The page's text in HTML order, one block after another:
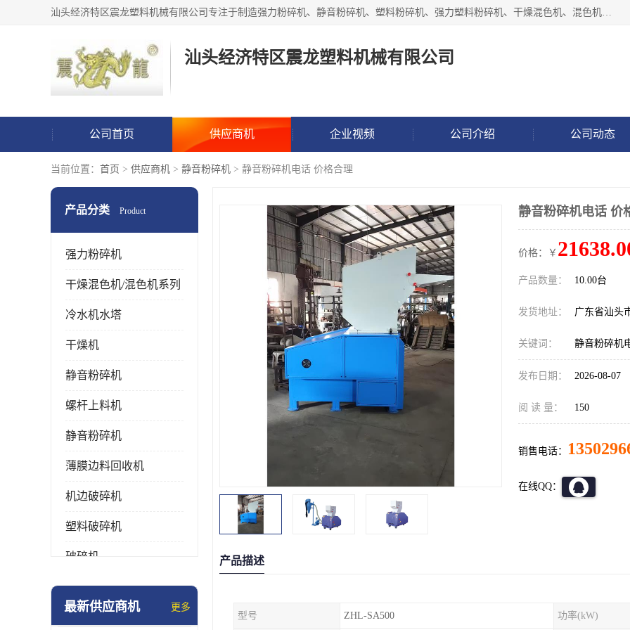
汕头经济特区震龙塑料机械有限公司专注于制造强力粉碎机、静音粉碎机、塑料粉碎机、强力塑料粉碎机、干燥混色机、混色机、冷水机、上料机等塑料辅助机械。
汕头经济特区震龙塑料机械有限公司
公司首页 供应商机 企业视频 公司介绍 公司动态
当前位置： 首页 > 供应商机 > 静音粉碎机 > 静音粉碎机电话 价格合理
产品分类 Product
强力粉碎机
干燥混色机/混色机系列
冷水机水塔
干燥机
静音粉碎机
螺杆上料机
静音粉碎机
薄膜边料回收机
机边破碎机
塑料破碎机
破碎机
强力粉碎机
最新供应商机 更多
静音粉碎机电话 价
价格：￥
产品数量： 10.00台
发货地址： 广东省汕头
关键词： 静音粉碎机
发布日期： 2026-08-07
阅 读 量： 150
销售电话：
在线QQ：
产品描述
型号 ZHL-SA500 功率(kW)